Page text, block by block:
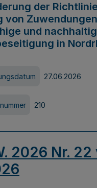
der
von
und
in
27.06.2026
210
2026 Nr. 22